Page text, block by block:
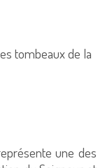
tombeaux de la
une des